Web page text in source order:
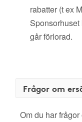
rabatter (t ex
går förlorad.
Frågor om
Om du har